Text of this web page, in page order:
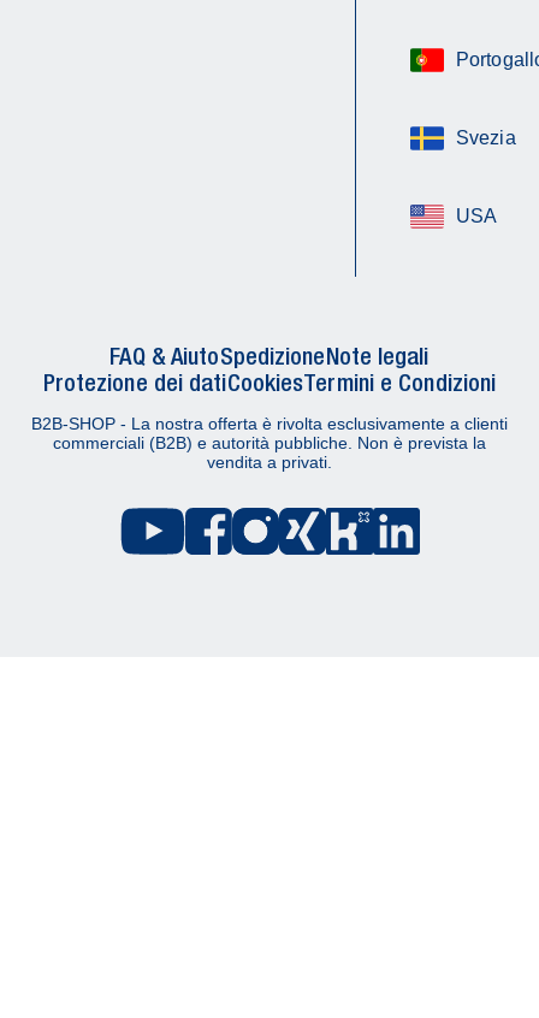
Svezia
USA
FAQ & AiutoSpedizioneNote legali
Protezione dei datiCookiesTermini e Condizioni
B2B-SHOP - La nostra offerta è rivolta esclusivamente a clienti
commerciali (B2B) e autorità pubbliche. Non è prevista la
vendita a privati.